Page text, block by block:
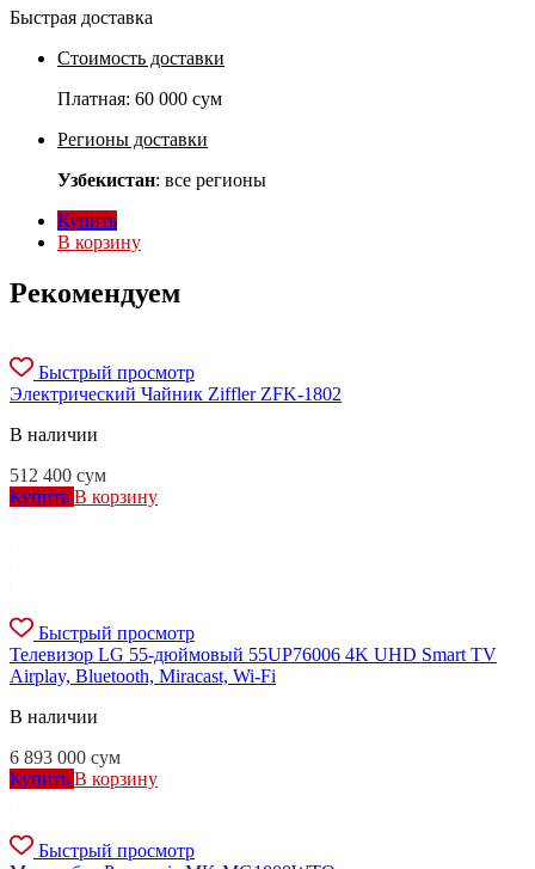
Быстрая доставка
Стоимость доставки
Платная: 60 000 сум
Регионы доставки
Узбекистан: все регионы
Купить
В корзину
Рекомендуем
Быстрый просмотр
Электрический Чайник Ziffler ZFK-1802
В наличии
512 400 сум
Купить В корзину
Быстрый просмотр
Телевизор LG 55-дюймовый 55UP76006 4K UHD Smart TV
Airplay, Bluetooth, Miracast, Wi-Fi
В наличии
6 893 000 сум
Купить В корзину
Быстрый просмотр